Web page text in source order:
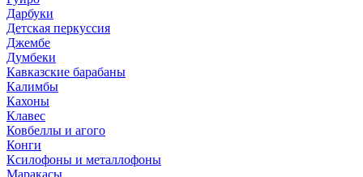
Дарбуки
Детская перкуссия
Джембе
Думбеки
Кавказские барабаны
Калимбы
Кахоны
Клавес
Ковбеллы и агого
Конги
Ксилофоны и металлофоны
Маракасы